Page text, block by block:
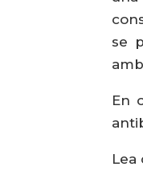
se
En